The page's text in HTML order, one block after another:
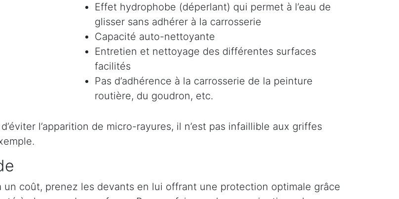
Effet hydrophobe (déperlant) qui permet à l’eau de
glisser sans adhérer à la carrosserie
Capacité auto-nettoyante
Entretien et nettoyage des différentes surfaces
facilités
Pas d’adhérence à la carrosserie de la peinture
routière, du goudron, etc.
l’apparition de micro-rayures, il n’est pas infaillible aux griffes
un coût, prenez les devants en lui offrant une protection optimale grâce